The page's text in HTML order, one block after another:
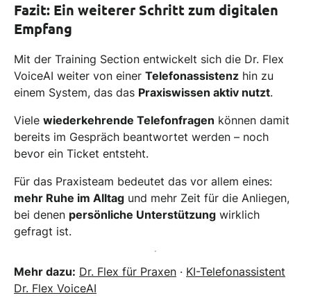
Fazit: Ein weiterer Schritt zum digitalen
Empfang
Mit der Training Section entwickelt sich die Dr. Flex
VoiceAI weiter von einer Telefonassistenz hin zu
einem System, das das Praxiswissen aktiv nutzt.
Viele wiederkehrende Telefonfragen können damit
bereits im Gespräch beantwortet werden – noch
bevor ein Ticket entsteht.
Für das Praxisteam bedeutet das vor allem eines:
mehr Ruhe im Alltag und mehr Zeit für die Anliegen,
bei denen persönliche Unterstützung wirklich
gefragt ist.
Mehr dazu: Dr. Flex für Praxen · KI-Telefonassistent
Dr. Flex VoiceAI